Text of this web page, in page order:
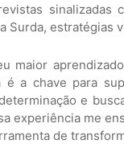
sinalizadas
Surda, estratégias
maior
a chave para
e
experiência me
de